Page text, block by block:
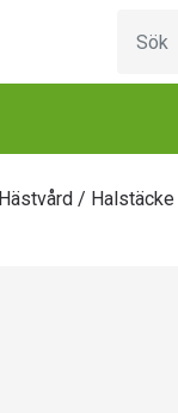
Hästvård / Halstäcke